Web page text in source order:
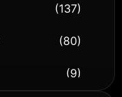
(137)
(80)
(9)